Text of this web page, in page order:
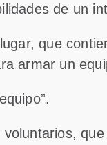
de un
que
armar un